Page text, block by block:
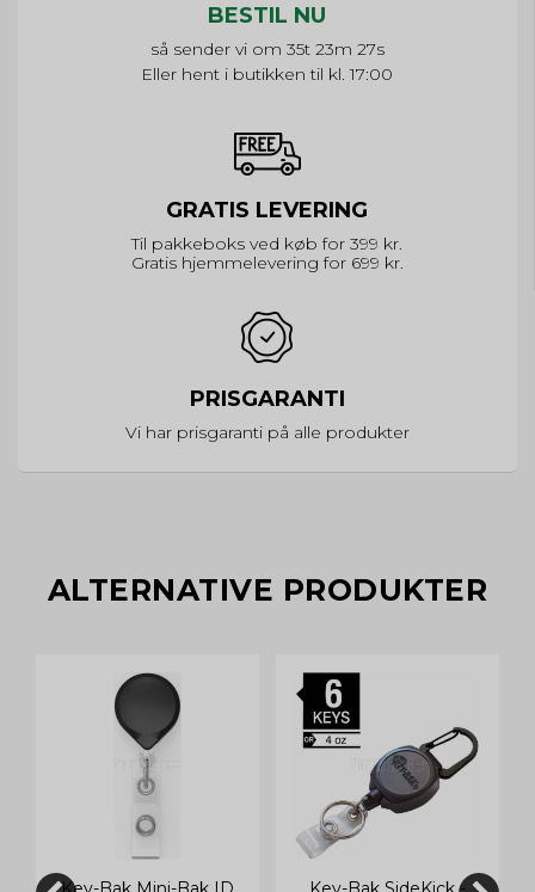
BESTIL NU
så sender vi om 35t 23m 26s
Eller hent i butikken til kl. 17:00
GRATIS LEVERING
Til pakkeboks ved køb for 399 kr.
Gratis hjemmelevering for 699 kr.
PRISGARANTI
Vi har prisgaranti på alle produkter
ALTERNATIVE PRODUKTER